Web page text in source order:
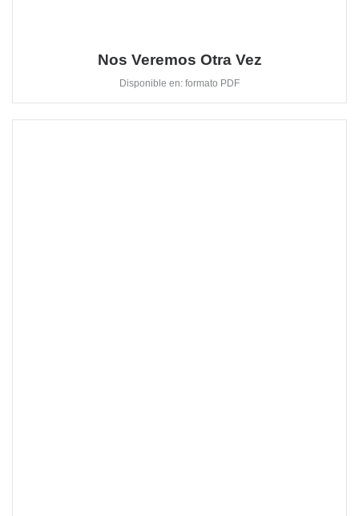
Nos Veremos Otra Vez
Disponible en: formato PDF